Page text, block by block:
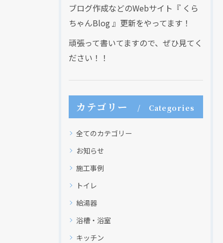
ブログ作成などのWebサイト『 くら
ちゃんBlog 』更新をやってます！
頑張って書いてますので、ぜひ見てく
ださい！！
カテゴリー Categories
全てのカテゴリー
お知らせ
施工事例
トイレ
給湯器
浴槽・浴室
キッチン
クリックでチラシのページにジャンプします
クリックでチラシのページにジャンプします